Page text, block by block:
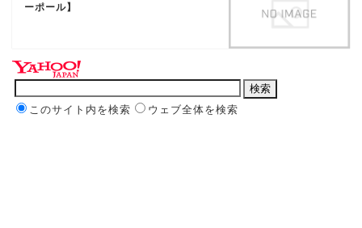
ーポール】
このサイト内を検索 ウェブ全体を検索